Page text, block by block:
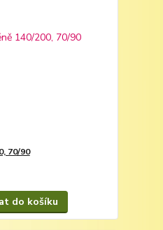
70/90
do košíku